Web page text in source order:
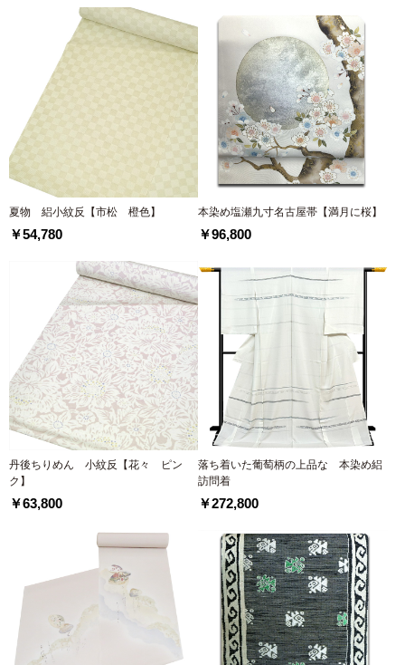
夏物 絽小紋反【市松 橙色】
￥54,780
本染め塩瀬九寸名古屋帯【満月に桜】
￥96,800
丹後ちりめん 小紋反【花々 ピン
ク】
￥63,800
落ち着いた葡萄柄の上品な 本染め絽
訪問着
￥272,800